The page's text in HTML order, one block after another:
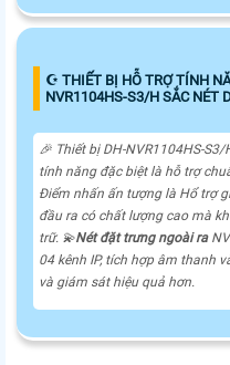
☪ THIẾT BỊ HỖ TRỢ TÍNH
NVR1104HS-S3/H SẮC NÉT
️🎉 Thiết bị DH-NVR1104HS-
tính năng đặc biệt là hỗ trợ
Điểm nhấn ấn tượng là Hổ trợ
đầu ra có chất lượng cao mà
trữ. 💫Nét đặt trưng ngoài ra
04 kênh IP, tích hợp âm thanh
và giám sát hiệu quả hơn.